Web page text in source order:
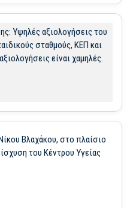
Υψηλές αξιολογήσεις του
σταθμούς, ΚΕΠ και
είναι χαμηλές.
Βλαχάκου, στο πλαίσιο
του Κέντρου Υγείας